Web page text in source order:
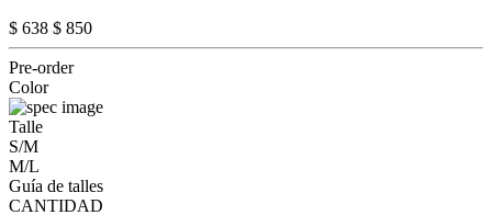
$ 638 $ 850
Pre-order
Color
Talle
S/M
M/L
Guía de talles
CANTIDAD